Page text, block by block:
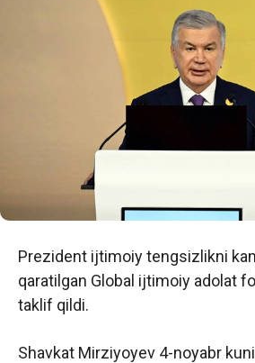
Prezident ijtimoiy tengsizlikni
qaratilgan Global ijtimoiy adolat
taklif qildi.
Shavkat Mirziyoyev 4-noyabr